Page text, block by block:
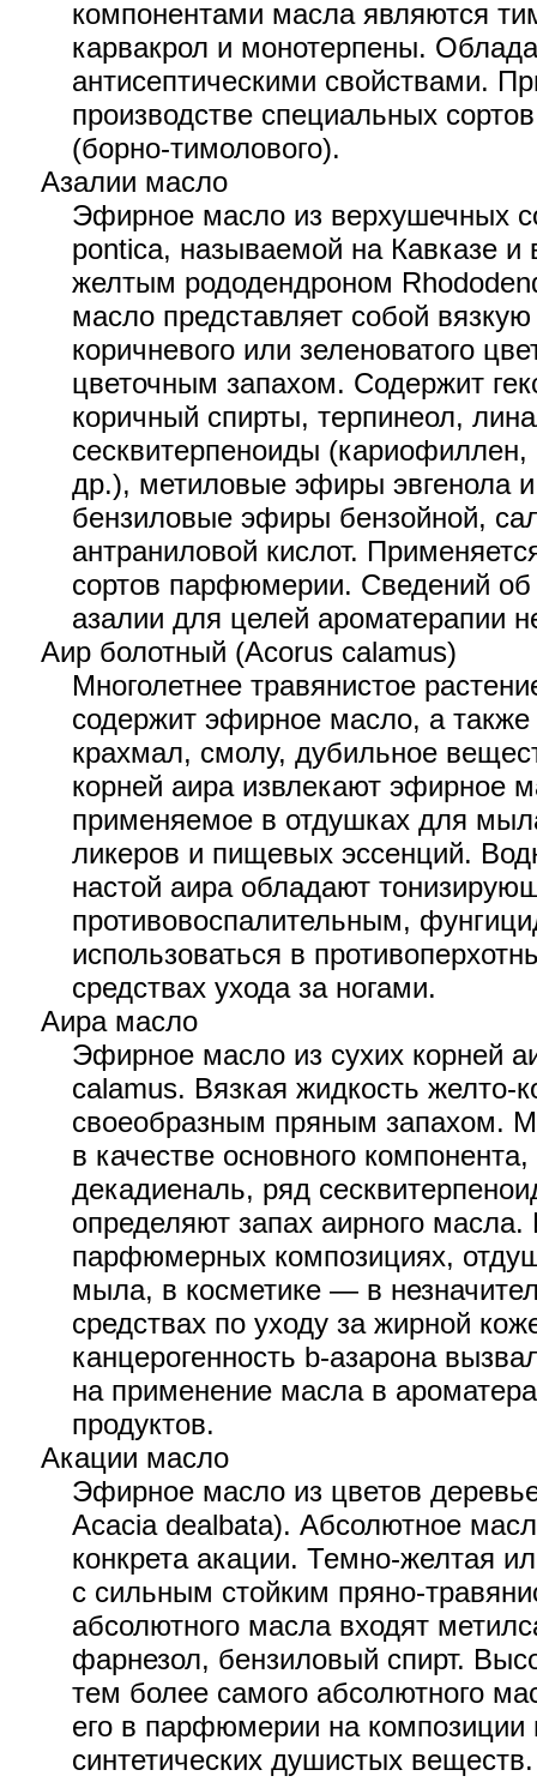
компонентами масла являются
карвакрол и монотерпены.
антисептическими свойствами.
производстве специальных
(борно-тимолового).
Азалии масло
Эфирное масло из верхушечных
pontica, называемой на Кавказе и
желтым рододендроном
масло представляет собой
коричневого или зеленоватого
цветочным запахом. Содержит
коричный спирты, терпинеол,
сесквитерпеноиды
др.), метиловые эфиры эвгенола и
бензиловые эфиры бензойной,
антраниловой кислот.
сортов парфюмерии. Сведений об
азалии для целей ароматерапии
Аир болотный (Acorus calamus)
Многолетнее травянистое
содержит эфирное масло, а также
крахмал, смолу, дубильное
корней аира извлекают эфирное
применяемое в отдушках для
ликеров и пищевых эссенций.
настой аира обладают
противовоспалительным,
использоваться в
средствах ухода за ногами.
Аира масло
Эфирное масло из сухих корней
calamus. Вязкая жидкость желто-
своеобразным пряным запахом.
в качестве основного
декадиеналь, ряд
определяют запах аирного масла.
парфюмерных композициях,
мыла, в косметике — в
средствах по уходу за жирной
канцерогенность b-азарона
на применение масла в
продуктов.
Акации масло
Эфирное масло из цветов
Acacia dealbata). Абсолютное
конкрета акации. Темно-желтая
с сильным стойким пряно-
абсолютного масла входят
фарнезол, бензиловый спирт.
тем более самого абсолютного
его в парфюмерии на композиции
синтетических душистых веществ.